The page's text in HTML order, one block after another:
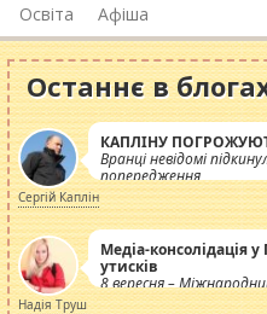
Освіта Афіша
Останнє в
КАПЛІНУ
Вранці невідомі
попередження
Сергій Каплін
Медіа-консолідація
утисків
8 вересня –
журналістів.
Надія Труш